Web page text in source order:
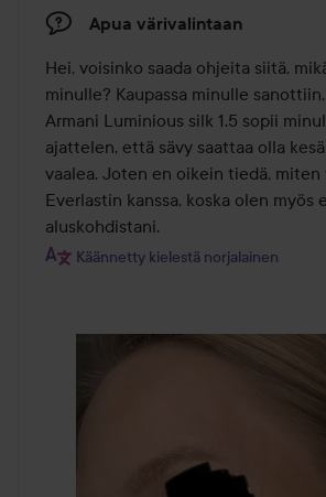
Apua värivalintaan
Hei, voisinko saada ohjeita siitä,
minulle? Kaupassa minulle
Armani Luminious silk 1.5 sopii
ajattelen, että sävy saattaa olla
vaalea. Joten en oikein tiedä, miten
Everlastin kanssa, koska olen myös
aluskohdistani.
Käännetty kielestä norjalainen